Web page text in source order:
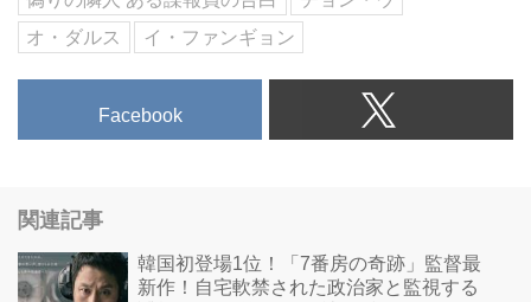
マート新宿ほか全国公開！
オ・ダルス
イ・ファンギョン
Facebook
関連記事
韓国初登場1位！「7番房の奇跡」監督最
新作！自宅軟禁された政治家と監視する